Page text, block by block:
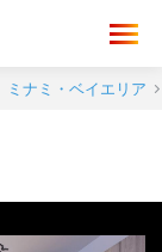
ミナミ・ベイエリア